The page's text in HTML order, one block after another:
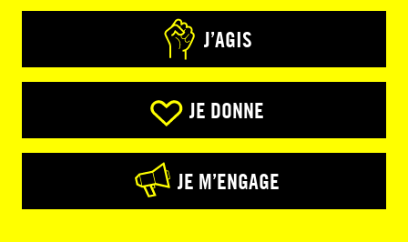
J’AGIS
JE DONNE
JE M’ENGAGE